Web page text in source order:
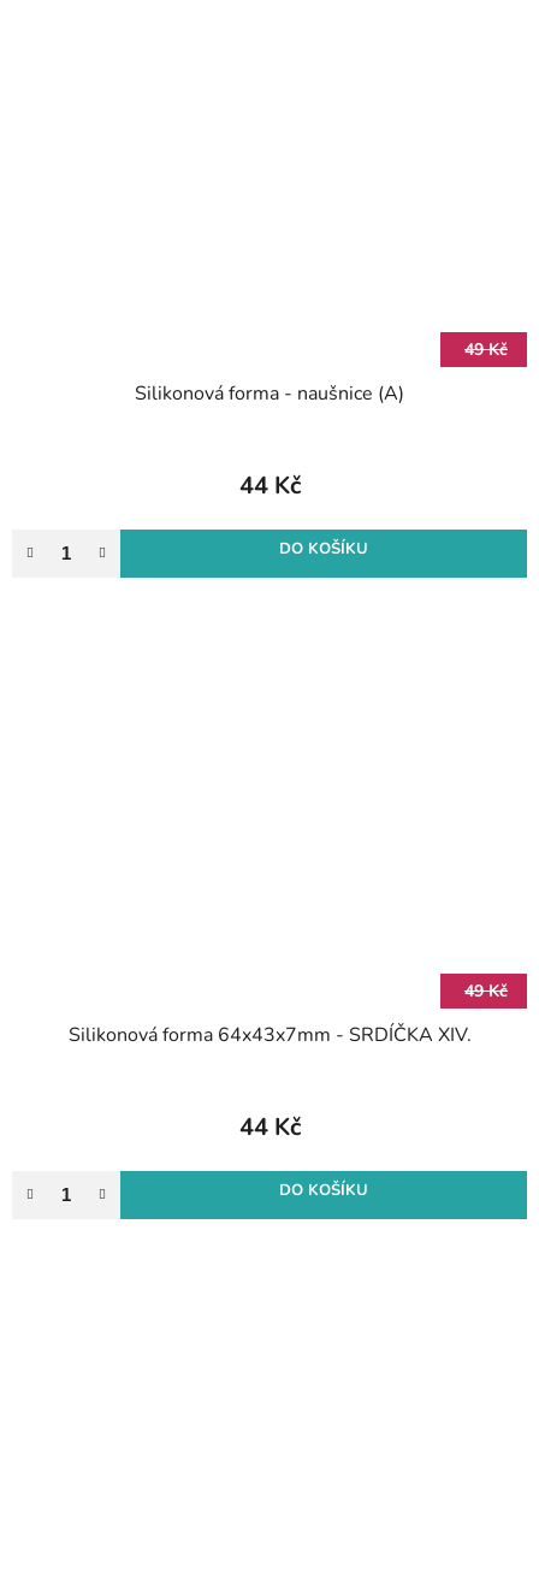
49 Kč
Silikonová forma - naušnice (A)
44 Kč
DO KOŠÍKU
49 Kč
Silikonová forma 64x43x7mm - SRDÍČKA XIV.
44 Kč
DO KOŠÍKU